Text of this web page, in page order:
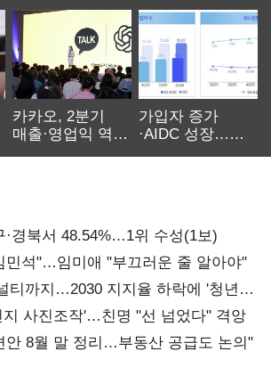
카카오, 2분기
매출·영업익 역대
가입자 증가
·AIDC 성장…
·경북서 48.54%…1위 수성(1보)
민석"…임미애 "부끄러운 줄 알아야"
티까지…2030 지지율 하락에 '청년
지 사진조작'…친명 "선 넘었다" 격앙
안 8월 말 정리…부동산 공급도 논의"